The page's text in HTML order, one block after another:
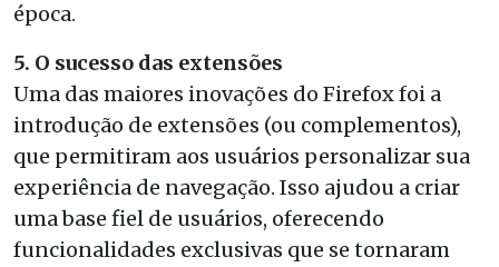
época.
5. O sucesso das extensões
Uma das maiores inovações do Firefox foi a
introdução de extensões (ou complementos),
que permitiram aos usuários personalizar sua
experiência de navegação. Isso ajudou a criar
uma base fiel de usuários, oferecendo
funcionalidades exclusivas que se tornaram